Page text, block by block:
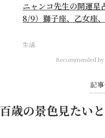
ニャンコ先生の開運星
8/9）獅子座、乙女座
生活
Recommended by
記
歳の景色見たい